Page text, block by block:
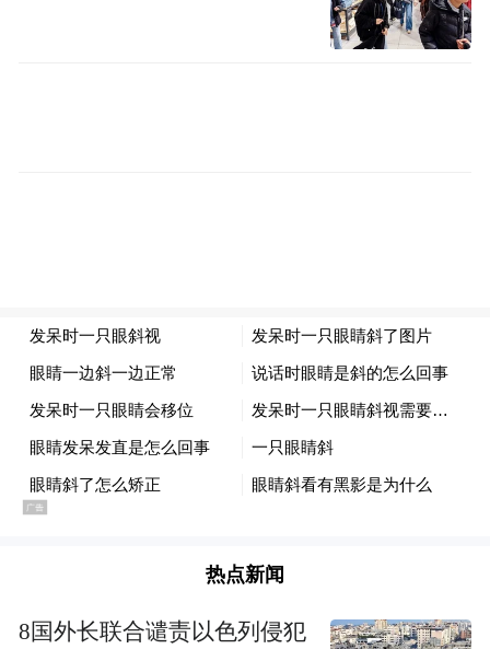
“总统府”辩称无误：我们有出处
热点新闻
8国外长联合谴责以色列侵犯